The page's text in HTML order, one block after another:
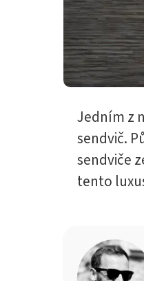
Jedním z
sendvič.
sendviče
tento